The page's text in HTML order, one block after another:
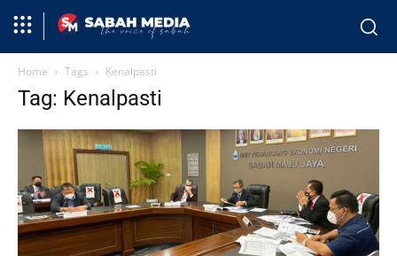
Home Tags Kenalpasti
Tag: Kenalpasti